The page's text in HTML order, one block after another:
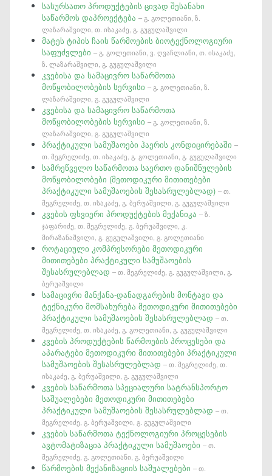
სასურსათო პროდუქტების ცივად შესანახი
საწარმოს დაპროექტება– გ. გოლეთიანი, ზ.
ლაზარაშვილი, თ. ისაკაძე, გ. გუგულაშვილი
მატეს ტიპის ჩაის წარმოების ბიოტექნოლოგიური
საფუძვლები– გ. გოლეთიანი, ვ. ღვაჩლიანი, თ. ისაკაძე,
ზ. ლაზარაშვილი, გ. გუგულაშვილი
კვებისა და სამაცივრო საწარმოთა
მოწყობილობების სერვისი– გ. გოლეთიანი, ზ.
ლაზარაშვილი, გ. გუგულაშვილი
კვებისა და სამაცივრო საწარმოთა
მოწყობილობების სერვისი– გ. გოლეთიანი, ზ.
ლაზარაშვილი, გ. გუგულაშვილი
პრაქტიკული სამუშაოები ჰაერის კონდიცირებაში–
თ. მეგრელიძე, თ. ისაკაძე, გ. გოლეთიანი, გ. გუგულაშვილი
სამრეწველო საწარმოთა საერთო დანიშნულების
მოწყობილობები (მეთოდიკური მითითებები
პრაქტიკული სამუშაოების შესასრულებლად)– თ.
მეგრელიძე, თ. ისაკაძე, გ. ბერუაშვილი, გ. გუგულაშვილი
კვების ფხვიერი პროდუქტების მექანიკა– ზ.
ჯაფარიძე, თ. მეგრელიძე, გ. ბერუაშვილი, კ.
მირაზანაშვილი, გ. გუგულაშვილი, გ. გოლეთიანი
როტაციული კომპრესორები მეთოდიკური
მითითებები პრაქტიკული სამუშაოების
შესასრულებლად– თ. მეგრელიძე, გ. გუგულაშვილი, გ.
ბერუაშვილი
სამაცივრი მანქანა-დანადგარების მონტაჟი და
ტექნიკური მომსახურება მეთოდიკური მითითებები
პრაქტიკული სამუშაოების შესასრულებლად– თ.
მეგრელიძე, თ. ისაკაძე, გ. გოლეთიანი, გ. გუგულაშვილი
კვების პროდუქტების წარმოების პროცესები და
აპარატები მეთოდიკური მითითებები პრაქტიკული
სამუშაოების შესასრულებლად– თ. მეგრელიძე, თ.
ისაკაძე, გ. ბერუაშვილი, გ. გუგულაშვილი
კვების საწარმოთა სპეციალური სატრანსპორტო
საშუალებები მეთოდიკური მითითებები
პრაქტიკული სამუშაოების შესასრულებლად– თ.
მეგრელიძე, გ. ბერუაშვილი, გ. გუგულაშვილი
კვების საწარმოთა ტექნოლოგიური პროცესების
ავტომატიზაცია პრაქტიკული სამუშაოები– თ.
მეგრელიძე, გ. გოლეთიანი, გ. ბერუაშვილი
წარმოების მექანიზაციის საშუალებები– თ.